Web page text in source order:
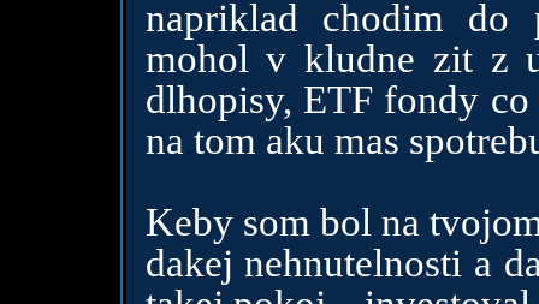
napriklad chodim do
mohol v kludne zit z
dlhopisy, ETF fondy
na tom aku mas
Keby som bol na
dakej nehnutelnosti a